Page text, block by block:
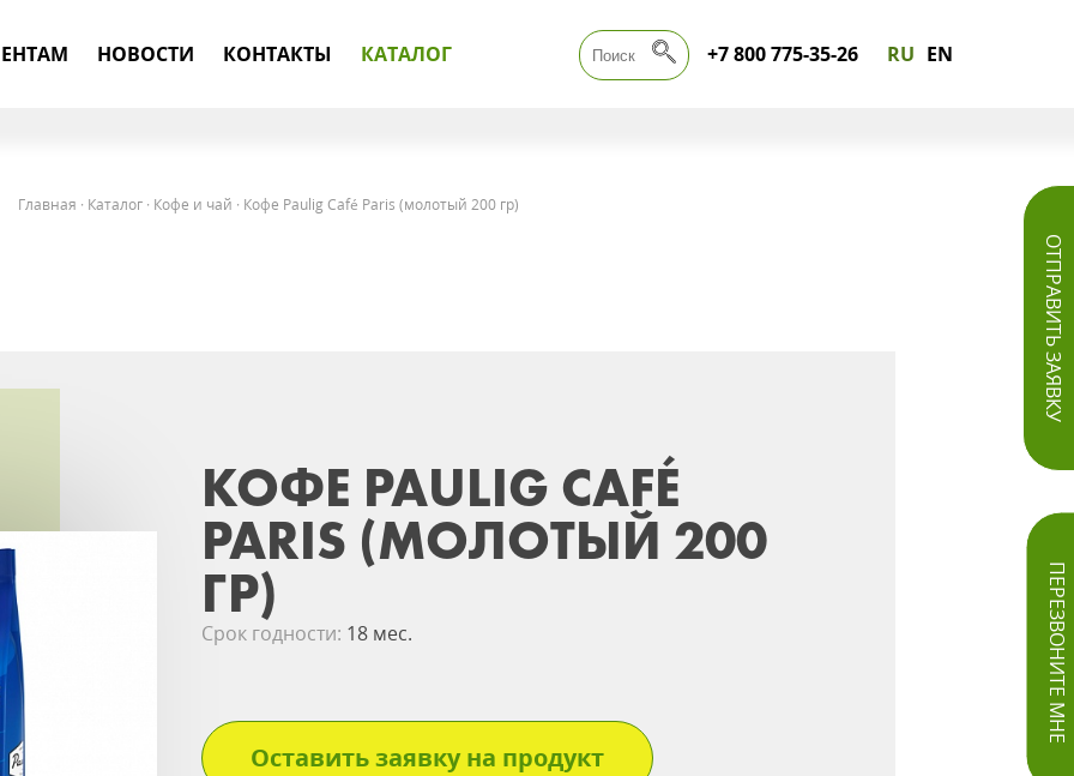
НОВОСТИ КОНТАКТЫ КАТАЛОГ +7 800 775-35-26 RU EN
ОТПРАВИТЬ ЗАЯВКУ
ПЕРЕЗВОНИТЕ МНЕ
Главная · Каталог · Кофе и чай · Кофе Paulig Café Paris (молотый 200 гр)
КОФЕ PAULIG CAFÉ
PARIS (МОЛОТЫЙ 200
ГР)
Срок годности: 18 мес.
Оставить заявку на продукт